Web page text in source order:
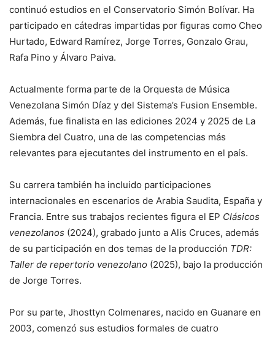
continuó estudios en el Conservatorio Simón Bolívar. Ha
participado en cátedras impartidas por figuras como Cheo
Hurtado, Edward Ramírez, Jorge Torres, Gonzalo Grau,
Rafa Pino y Álvaro Paiva.
Actualmente forma parte de la Orquesta de Música
Venezolana Simón Díaz y del Sistema’s Fusion Ensemble.
Además, fue finalista en las ediciones 2024 y 2025 de La
Siembra del Cuatro, una de las competencias más
relevantes para ejecutantes del instrumento en el país.
Su carrera también ha incluido participaciones
internacionales en escenarios de Arabia Saudita, España y
Francia. Entre sus trabajos recientes figura el EP Clásicos
venezolanos (2024), grabado junto a Alis Cruces, además
de su participación en dos temas de la producción TDR:
Taller de repertorio venezolano (2025), bajo la producción
de Jorge Torres.
Por su parte, Jhosttyn Colmenares, nacido en Guanare en
2003, comenzó sus estudios formales de cuatro